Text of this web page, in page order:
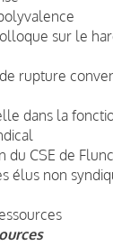
sur le
rupture
dans la
du CSE de
élus non